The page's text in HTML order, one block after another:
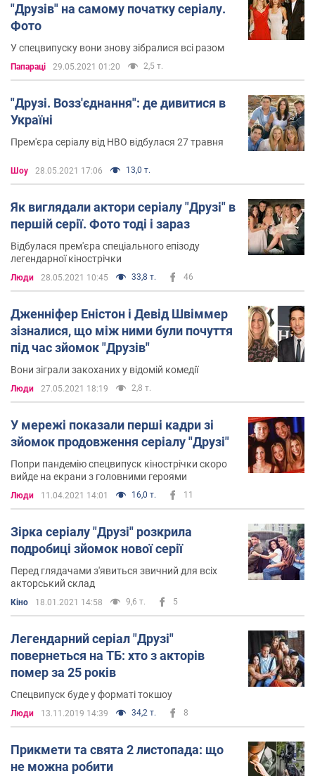
"Друзів" на самому початку серіалу.
Фото
У спецвипуску вони знову зібралися всі разом
Папараці 29.05.2021 01:20 2,5 т.
"Друзі. Возз'єднання": де дивитися в
Україні
Прем'єра серіалу від HBO відбулася 27 травня
Шоу 28.05.2021 17:06 13,0 т.
Як виглядали актори серіалу "Друзі" в
першій серії. Фото тоді і зараз
Відбулася прем'єра спеціального епізоду
легендарної кінострічки
Люди 28.05.2021 10:45 33,8 т. 46
Дженніфер Еністон і Девід Швіммер
зізналися, що між ними були почуття
під час зйомок "Друзів"
Вони зіграли закоханих у відомій комедії
Люди 27.05.2021 18:19 2,8 т.
У мережі показали перші кадри зі
зйомок продовження серіалу "Друзі"
Попри пандемію спецвипуск кінострічки скоро
вийде на екрани з головними героями
Люди 11.04.2021 14:01 16,0 т. 11
Зірка серіалу "Друзі" розкрила
подробиці зйомок нової серії
Перед глядачами з'явиться звичний для всіх
акторський склад
Кіно 18.01.2021 14:58 9,6 т. 5
Легендарний серіал "Друзі"
повернеться на ТБ: хто з акторів
помер за 25 років
Спецвипуск буде у форматі токшоу
Люди 13.11.2019 14:39 34,2 т. 8
Прикмети та свята 2 листопада: що
не можна робити